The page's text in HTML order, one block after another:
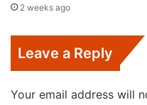
2 weeks ago
Leave a Reply
Your email address will